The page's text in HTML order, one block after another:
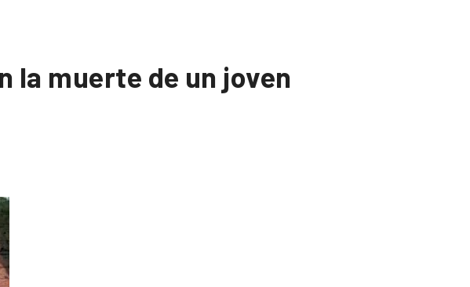
la muerte de un joven